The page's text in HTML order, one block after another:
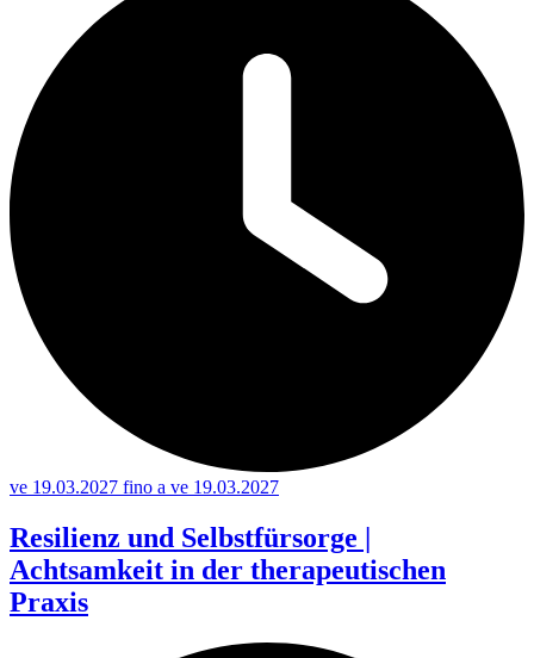
ve 19.03.2027 fino a ve 19.03.2027
Resilienz und Selbstfürsorge |
Achtsamkeit in der therapeutischen
Praxis